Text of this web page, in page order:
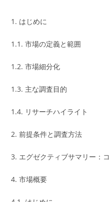
1. はじめに
1.1. 市場の定義と範囲
1.2. 市場細分化
1.3. 主な調査目的
1.4. リサーチハイライト
2. 前提条件と調査方法
3. エグゼクティブサマリー：
4. 市場概要